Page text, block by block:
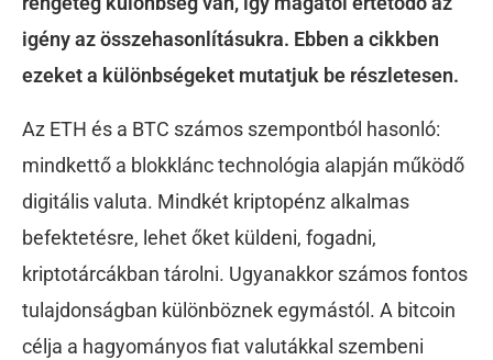
igény az összehasonlításukra. Ebben a cikkben
ezeket a különbségeket mutatjuk be részletesen.
Az ETH és a BTC számos szempontból hasonló:
mindkettő a blokklánc technológia alapján működő
digitális valuta. Mindkét kriptopénz alkalmas
befektetésre, lehet őket küldeni, fogadni,
kriptotárcákban tárolni. Ugyanakkor számos fontos
tulajdonságban különböznek egymástól. A bitcoin
célja a hagyományos fiat valutákkal szembeni